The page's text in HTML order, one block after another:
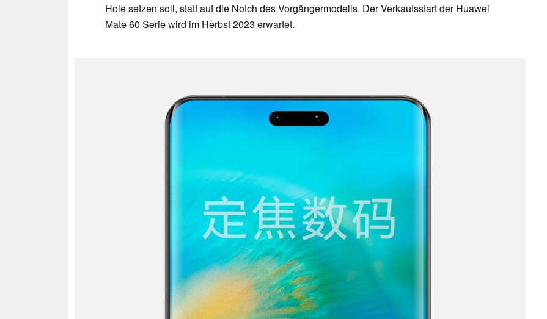
Hole setzen soll, statt auf die Notch des Vorgängermodells. Der Verkaufsstart der Huawei
Mate 60 Serie wird im Herbst 2023 erwartet.